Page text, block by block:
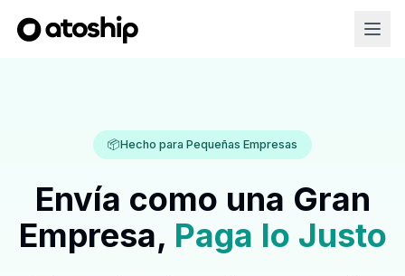
📦Hecho para Pequeñas Empresas
Envía como una Gran
Empresa, Paga lo Justo